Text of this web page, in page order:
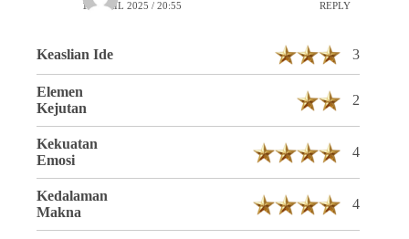
16 APRIL 2025 / 20:55 REPLY
Keaslian Ide 3
Elemen
Kejutan
2
Kekuatan
Emosi
4
Kedalaman
Makna
4